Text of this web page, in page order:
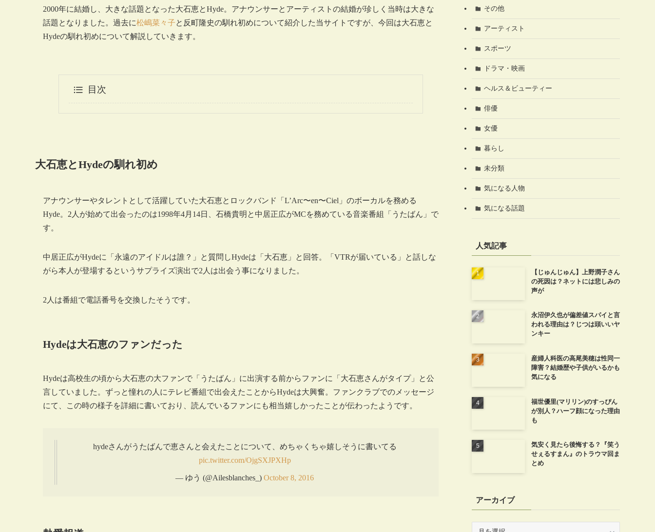
2000年に結婚し、大きな話題となった大石恵とHyde。アナウンサーとアーティストの結婚が珍しく当時は大きな
話題となりました。過去に松嶋菜々子と反町隆史の馴れ初めについて紹介した当サイトですが、今回は大石恵と
Hydeの馴れ初めについて解説していきます。
目次
大石恵とHydeの馴れ初め
アナウンサーやタレントとして活躍していた大石恵とロックバンド「L’Arc〜en〜Ciel」のボーカルを務める
Hyde。2人が始めて出会ったのは1998年4月14日、石橋貴明と中居正広がMCを務めている音楽番組「うたばん」で
す。
中居正広がHydeに「永遠のアイドルは誰？」と質問しHydeは「大石恵」と回答。「VTRが届いている」と話しな
がら本人が登場するというサプライズ演出で2人は出会う事になりました。
2人は番組で電話番号を交換したそうです。
Hydeは大石恵のファンだった
Hydeは高校生の頃から大石恵の大ファンで「うたばん」に出演する前からファンに「大石恵さんがタイプ」と公
言していました。ずっと憧れの人にテレビ番組で出会えたことからHydeは大興奮。ファンクラブでのメッセージ
にて、この時の様子を詳細に書いており、読んでいるファンにも相当嬉しかったことが伝わったようです。
hydeさんがうたばんで恵さんと会えたことについて、めちゃくちゃ嬉しそうに書いてる
pic.twitter.com/OjgSXJPXHp
— ゆう (@Ailesblanches_) October 8, 2016
その他
アーティスト
スポーツ
ドラマ・映画
ヘルス＆ビューティー
俳優
女優
暮らし
未分類
気になる人物
気になる話題
人気記事
【じゅんじゅん】上野潤子さん
の死因は？ネットには悲しみの
声が
永沼伊久也が偏差値スパイと言
われる理由は？じつは頭いいヤ
ンキー
産婦人科医の高尾美穂は性同一
障害？結婚歴や子供がいるかも
気になる
福世優里(マリリン)のすっぴん
が別人？ハーフ顔になった理由
も
気安く見たら後悔する？『笑う
せぇるすまん』のトラウマ回ま
とめ
アーカイブ